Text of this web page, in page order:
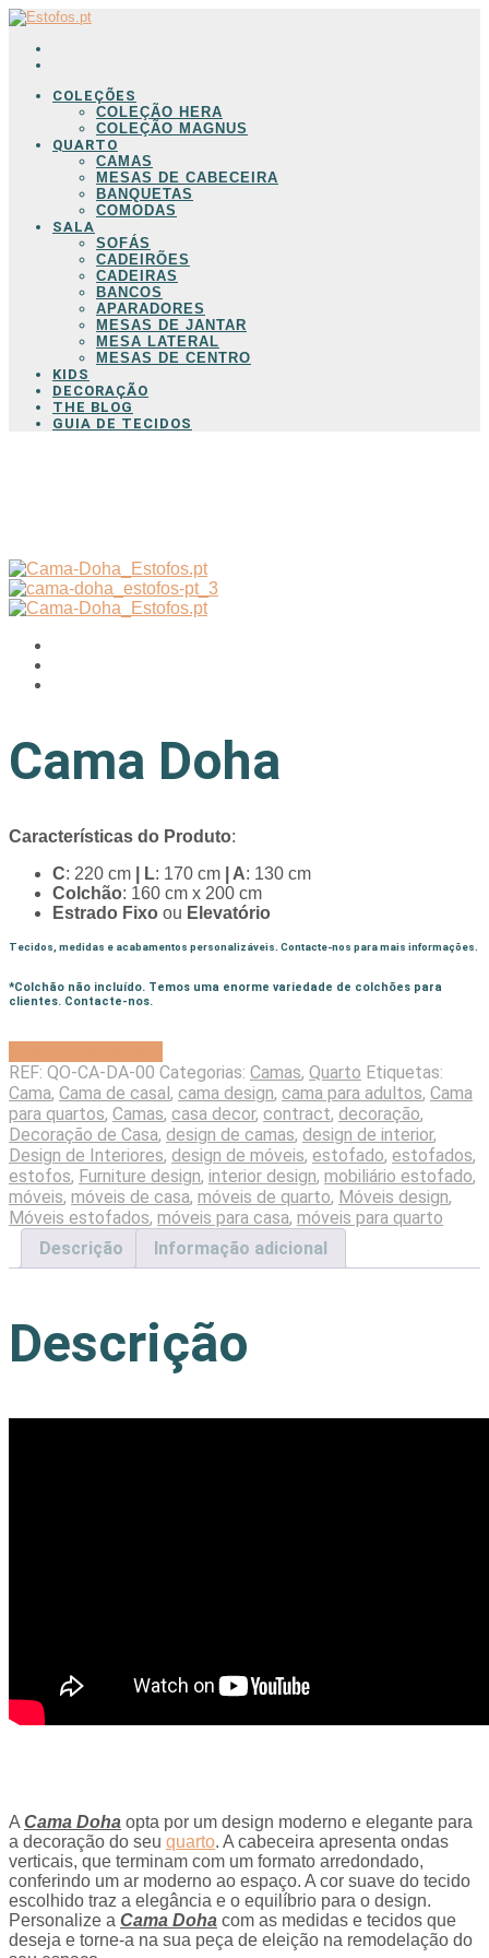
COLEÇÕES
COLEÇÃO HERA
COLEÇÃO MAGNUS
QUARTO
CAMAS
MESAS DE CABECEIRA
BANQUETAS
COMODAS
SALA
SOFÁS
CADEIRÕES
CADEIRAS
BANCOS
APARADORES
MESAS DE JANTAR
MESA LATERAL
MESAS DE CENTRO
KIDS
DECORAÇÃO
THE BLOG
GUIA DE TECIDOS
Cama Doha
Características do Produto:
C: 220 cm L: 170 cm | A: 130 cm
Colchão: 160 cm x 200 cm
Estrado Fixo ou Elevatório
Tecidos, medidas e acabamentos personalizáveis. Contacte-nos para mais informações.
*Colchão não incluído. Temos uma enorme variedade de colchões para
clientes. Contacte-nos.
REF: QO-CA-DA-00 Categorias: Camas, Quarto Etiquetas:
Cama, Cama de casal , cama design, cama para adultos, Cama
para quartos, Camas, casa decor, contract, decoração,
Decoração de Casa, design de camas, design de interior,
Design de Interiores, design de móveis, estofado, estofados,
estofos, Furniture design, interior design, mobiliário estofado,
móveis, móveis de casa, móveis de quarto, Móveis design,
Móveis estofados, móveis para casa, móveis para quarto
Descrição
Informação adicional
Descrição
A Cama Doha opta por um design moderno e elegante para
a decoração do seu quarto. A cabeceira apresenta ondas
verticais, que terminam com um formato arredondado,
conferindo um ar moderno ao espaço. A cor suave do tecido
escolhido traz a elegância e o equilíbrio para o design.
Personalize a Cama Doha com as medidas e tecidos que
deseja e torne-a na sua peça de eleição na remodelação do